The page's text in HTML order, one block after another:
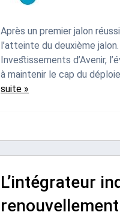
Après un premier jalon
l’atteinte du deuxième
Investissements d’Avenir,
à maintenir le cap du
suite »
L’intégrateur